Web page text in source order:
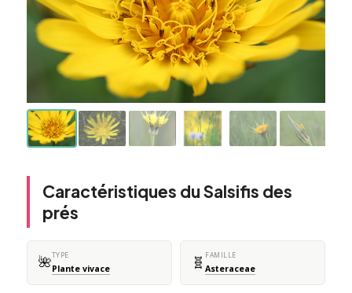
Caractéristiques du Salsifis des
prés
🌺TYPE
Plante vivace 🧬 FAMILLE
Asteraceae